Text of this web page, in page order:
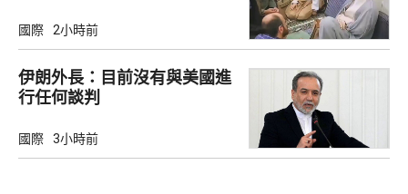
國際 2小時前
伊朗外長：目前沒有與美國進
行任何談判
國際 3小時前